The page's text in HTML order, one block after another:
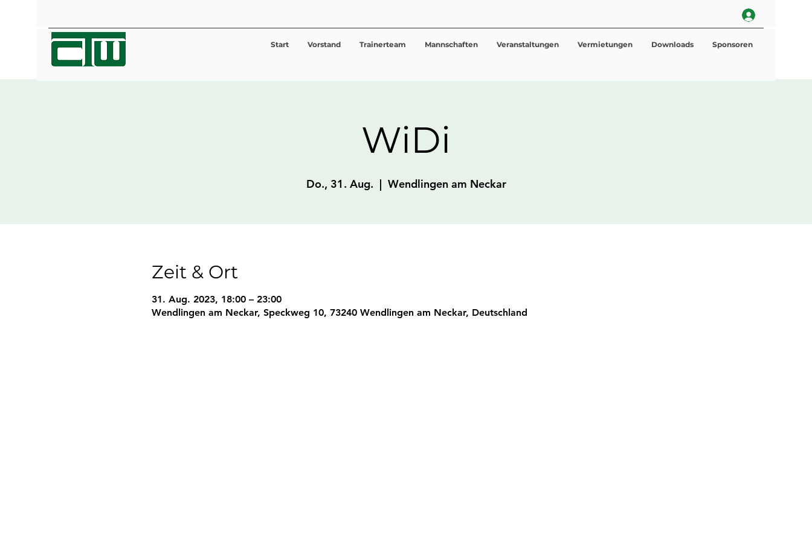
Start Vorstand Trainerteam Mannschaften Veranstaltungen Vermietungen Downloads Sponsoren
WiDi
Do., 31. Aug.
  |
Wendlingen am Neckar
Zeit & Ort
31. Aug. 2023, 18:00 – 23:00
Wendlingen am Neckar, Speckweg 10, 73240 Wendlingen am Neckar, Deutschland